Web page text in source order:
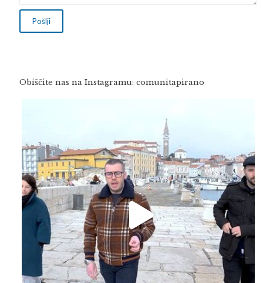
Obiščite nas na Instagramu: comunitapirano